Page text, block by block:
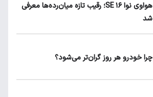
۲
معرفی شد
هواوی نوا ۱۶ SE؛ رقیب تازه میان‌رده‌ها معرفی
شد
چرا خودرو هر روز گران‌تر می‌شود؟